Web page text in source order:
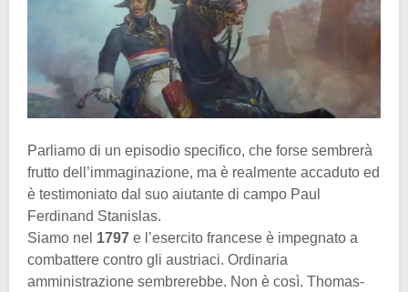
Parliamo di un episodio specifico, che forse sembrerà
frutto dell’immaginazione, ma è realmente accaduto ed
è testimoniato dal suo aiutante di campo Paul
Ferdinand Stanislas.
Siamo nel 1797 e l’esercito francese è impegnato a
combattere contro gli austriaci. Ordinaria
amministrazione sembrerebbe. Non è così. Thomas-